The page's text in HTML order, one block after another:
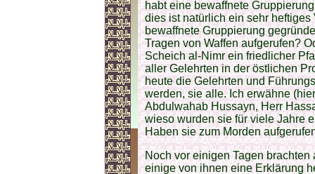
habt eine bewaffnete
dies ist natürlich ein sehr
bewaffnete Gruppierung
Tragen von Waffen aufgerufen?
Scheich al-Nimr ein friedlicher
aller Gelehrten in der östlichen
heute die Gelehrten und
werden, sie alle. Ich erwähne
Abdulwahab Hussayn, Herr
wieso wurden sie für viele Jahre
Haben sie zum Morden
Noch vor einigen Tagen
einige von ihnen eine Erklärung